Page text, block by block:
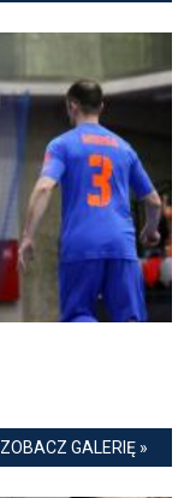
ZOBACZ GALERIĘ »